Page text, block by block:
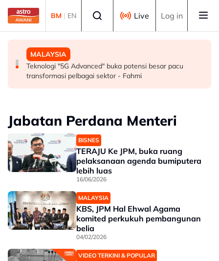
Skip to main content
BM | EN Live Log in
SUKAN
Mohamed Salah sertai Trabzonspor, terima €17 juta
semusim
MALAYSIA
Berita tempatan pilihan sepanjang hari ini
MALAYSIA
Teknologi "5G Advanced" buka potensi besar pacu
transformasi pelbagai sektor - Fahmi
Jabatan Perdana Menteri
BISNES
TERAJU Ke JPM, buka ruang
pelaksanaan agenda bumiputera
lebih luas
16/06/2026
MALAYSIA
KBS, JPM Hal Ehwal Agama
komited perkukuh pembangunan
belia
04/02/2026
VIDEO TERKINI & POPULAR